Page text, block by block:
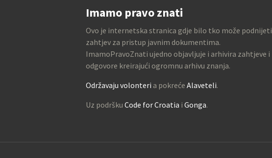
Imamo pravo znati
Ovo je internetska stranica gdje bilo tko može podnijeti
zahtjev za pristup javnim dokumentima.
ImamoPravoZnati ujedno objavljuje i arhivira zahtjeve i
odgovore kreirajući ogromnu arhivu znanja.
Održavaju volonteri a pokreće Alaveteli.
Uz podršku Code for Croatia i Gonga.